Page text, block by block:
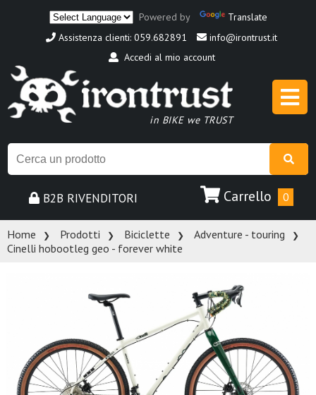
Powered by
Translate
Assistenza clienti: 059.682891
info@irontrust.it
Accedi al mio account
in BIKE we TRUST
B2B RIVENDITORI Carrello 0
Home Prodotti Biciclette
Adventure - touring
Cinelli hobootleg geo - forever white